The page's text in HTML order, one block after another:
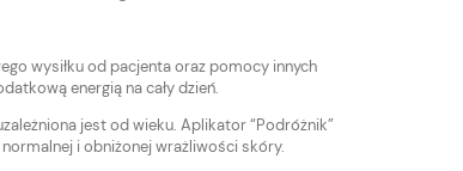
wysiłku od pacjenta oraz pomocy innych
energią na cały dzień.
jest od wieku. Aplikator “Podróżnik”
i obniżonej wrażliwości skóry.